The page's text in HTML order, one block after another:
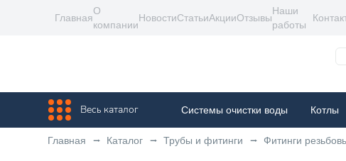
Главная
О
компании
НовостиСтатьиАкцииОтзывы
Наши
работы
Весь каталог Системы очистки воды Котлы
Главная Каталог Трубы и фитинги Фитинги